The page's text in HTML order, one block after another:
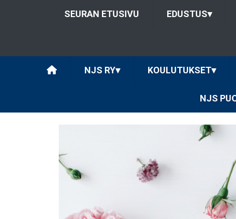
SEURAN ETUSIVU EDUSTUS▾
NJS RY▾ KOULUTUKSET▾
NJS